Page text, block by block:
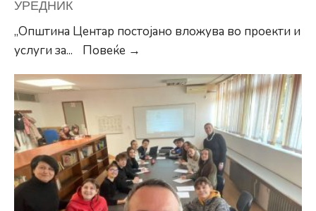
УРЕДНИК
„Општина Центар постојано вложува во проекти и
услуги за... Повеќе →
стоматолошки
прегледи,
нега
и
итна
помош